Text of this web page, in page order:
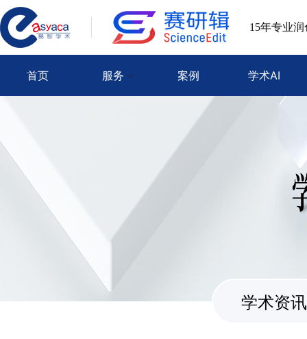
15年专业
首页 服务 案例 学术AI
学术资讯